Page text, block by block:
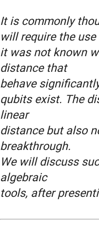
It is commonly
will require the
it was not known
distance that
behave
qubits exist. The
linear
distance but also
breakthrough.
We will discuss
algebraic
tools, after